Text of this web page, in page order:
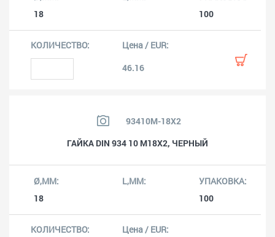
18 100
46.16
93410M-18X2
ГАЙКА DIN 934 10 M18X2, ЧЕРНЫЙ
18 100